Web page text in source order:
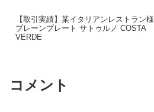
【取引実績】某イタリアンレストラン様
プレーンプレート サトゥルノ COSTA
VERDE
コメント